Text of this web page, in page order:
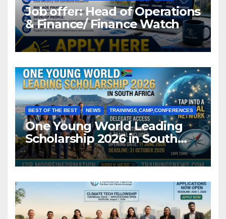
Job offer: Head of Operations
& Finance/ Finance Watch
BEST OF THE BEST NEWS TRAININGS,CAMP,CONFERENCES
One Young World Leading
Scholarship 2026 in South
Africa (Fully Funded)